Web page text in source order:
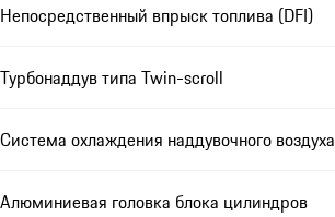
Непосредственный впрыск топлива (DFI)
Турбонаддув типа Twin-scroll
Система охлаждения наддувочного воздуха
Алюминиевая головка блока цилиндров